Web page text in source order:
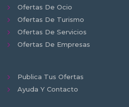
Ofertas De Ocio
Ofertas De Turismo
Ofertas De Servicios
Ofertas De Empresas
Publica Tus Ofertas
Ayuda Y Contacto